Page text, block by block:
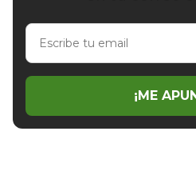
Escribe
email
¡ME